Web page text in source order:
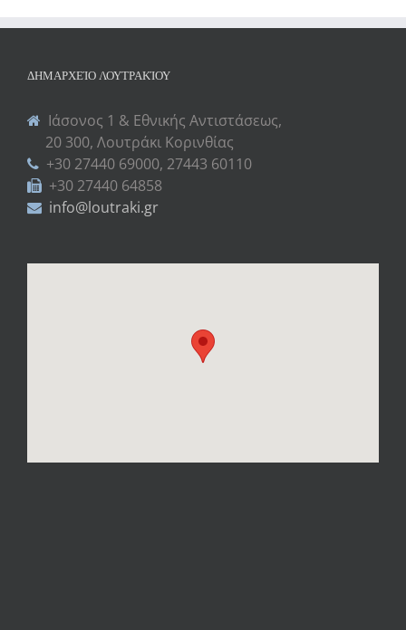
ΔΗΜΑΡΧΕΊΟ ΛΟΥΤΡΑΚΊΟΥ
Ιάσονος 1 & Εθνικής Αντιστάσεως,
20 300, Λουτράκι Κορινθίας
+30 27440 69000, 27443 60110
+30 27440 64858
info@loutraki.gr